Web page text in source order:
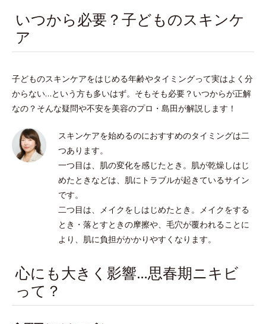
いつから必要？子どものスキンケ
ア
子どものスキンケアをはじめる年齢やタイミングって実はよく分
からない…という方も多いはず。そもそも必要？いつからが正解
なの？そんな疑問や不安を美容のプロ・島田が解説します！
スキンケアを始めるのにおすすめのタイミングは二
つあります。
一つ目は、肌の変化を感じたとき。肌が乾燥しはじ
めたときなどは、肌にトラブルが起きているサイン
です。
二つ目は、メイクをしはじめたとき。メイクをする
とき・落とすときの摩擦や、毛穴が覆われることに
より、肌に負担がかかりやすくなります。
心にも大きく影響…思春期ニキビ
って？